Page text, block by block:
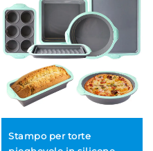
Stampo per torte